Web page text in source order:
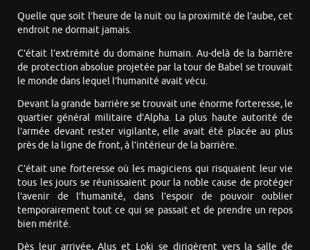
Quelle que soit l’heure de la nuit ou la proximité de l’aube, cet
endroit ne dormait jamais.
C’était l’extrémité du domaine humain. Au-delà de la barrière
de protection absolue projetée par la tour de Babel se trouvait
le monde dans lequel l’humanité avait vécu.
Devant la grande barrière se trouvait une énorme forteresse, le
quartier général militaire d’Alpha. La plus haute autorité de
l’armée devant rester vigilante, elle avait été placée au plus
près de la ligne de front, à l’intérieur de la barrière.
C’était une forteresse où les magiciens qui risquaient leur vie
tous les jours se réunissaient pour la noble cause de protéger
l’avenir de l’humanité, dans l’espoir de pouvoir oublier
temporairement tout ce qui se passait et de prendre un repos
bien mérité.
Dès leur arrivée, Alus et Loki se dirigèrent vers la salle de